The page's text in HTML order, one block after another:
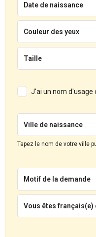
Date de naissance
Couleur des yeux
Taille
J'ai un nom d'usage
Ville de naissance
Tapez le nom de votre ville
Motif de la demande
Vous êtes français(e)